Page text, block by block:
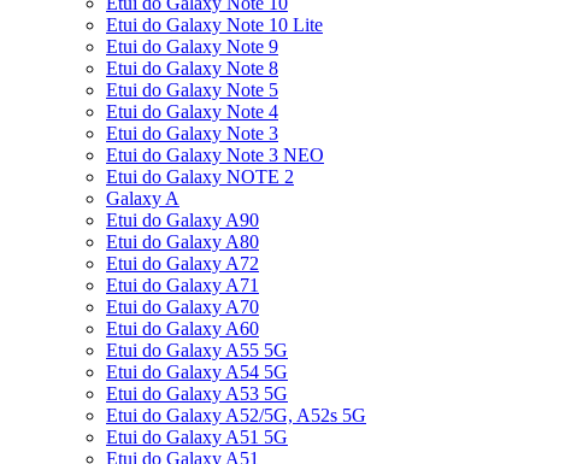
Etui do Galaxy Note 10 Lite
Etui do Galaxy Note 9
Etui do Galaxy Note 8
Etui do Galaxy Note 5
Etui do Galaxy Note 4
Etui do Galaxy Note 3
Etui do Galaxy Note 3 NEO
Etui do Galaxy NOTE 2
Galaxy A
Etui do Galaxy A90
Etui do Galaxy A80
Etui do Galaxy A72
Etui do Galaxy A71
Etui do Galaxy A70
Etui do Galaxy A60
Etui do Galaxy A55 5G
Etui do Galaxy A54 5G
Etui do Galaxy A53 5G
Etui do Galaxy A52/5G, A52s 5G
Etui do Galaxy A51 5G
Etui do Galaxy A51